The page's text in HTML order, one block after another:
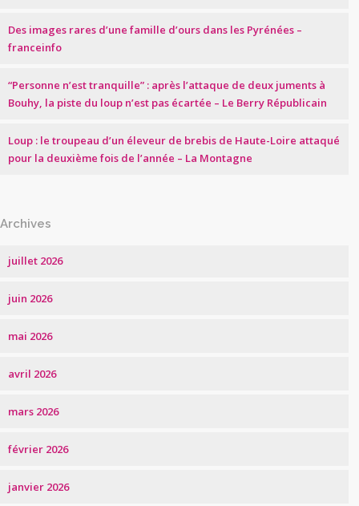
Des images rares d’une famille d’ours dans les Pyrénées –
franceinfo
“Personne n’est tranquille” : après l’attaque de deux juments à
Bouhy, la piste du loup n’est pas écartée – Le Berry Républicain
Loup : le troupeau d’un éleveur de brebis de Haute-Loire attaqué
pour la deuxième fois de l’année – La Montagne
Archives
juillet 2026
juin 2026
mai 2026
avril 2026
mars 2026
février 2026
janvier 2026